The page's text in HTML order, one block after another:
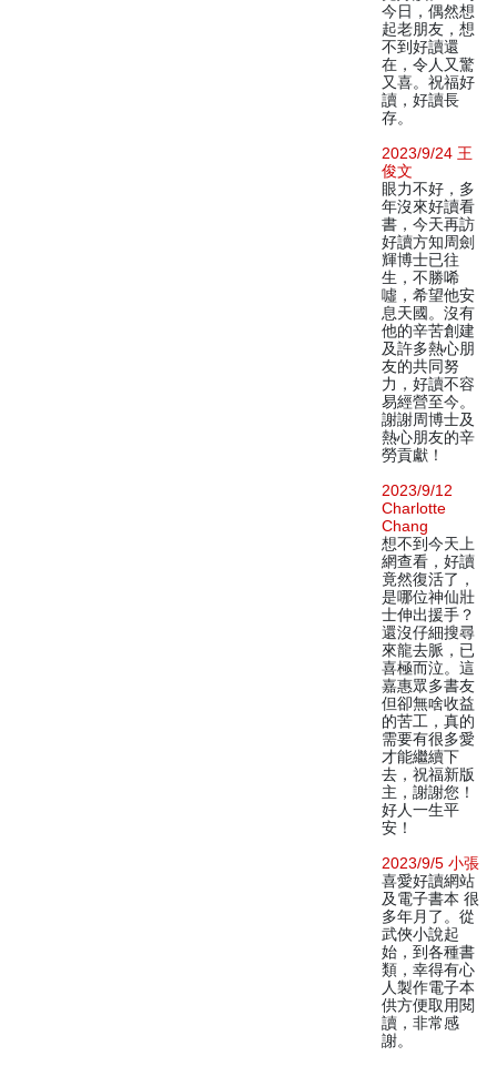
今日，偶然想
起老朋友，想
不到好讀還
在，令人又驚
又喜。祝福好
讀，好讀長
存。
2023/9/24 王
俊文
眼力不好，多
年沒來好讀看
書，今天再訪
好讀方知周劍
輝博士已往
生，不勝唏
噓，希望他安
息天國。沒有
他的辛苦創建
及許多熱心朋
友的共同努
力，好讀不容
易經營至今。
謝謝周博士及
熱心朋友的辛
勞貢獻！
2023/9/12
Charlotte
Chang
想不到今天上
網查看，好讀
竟然復活了，
是哪位神仙壯
士伸出援手？
還沒仔細搜尋
來龍去脈，已
喜極而泣。這
嘉惠眾多書友
但卻無啥收益
的苦工，真的
需要有很多愛
才能繼續下
去，祝福新版
主，謝謝您！
好人一生平
安！
2023/9/5 小張
喜愛好讀網站
及電子書本 很
多年月了。從
武俠小說起
始，到各種書
類，幸得有心
人製作電子本
供方便取用閱
讀，非常感
謝。